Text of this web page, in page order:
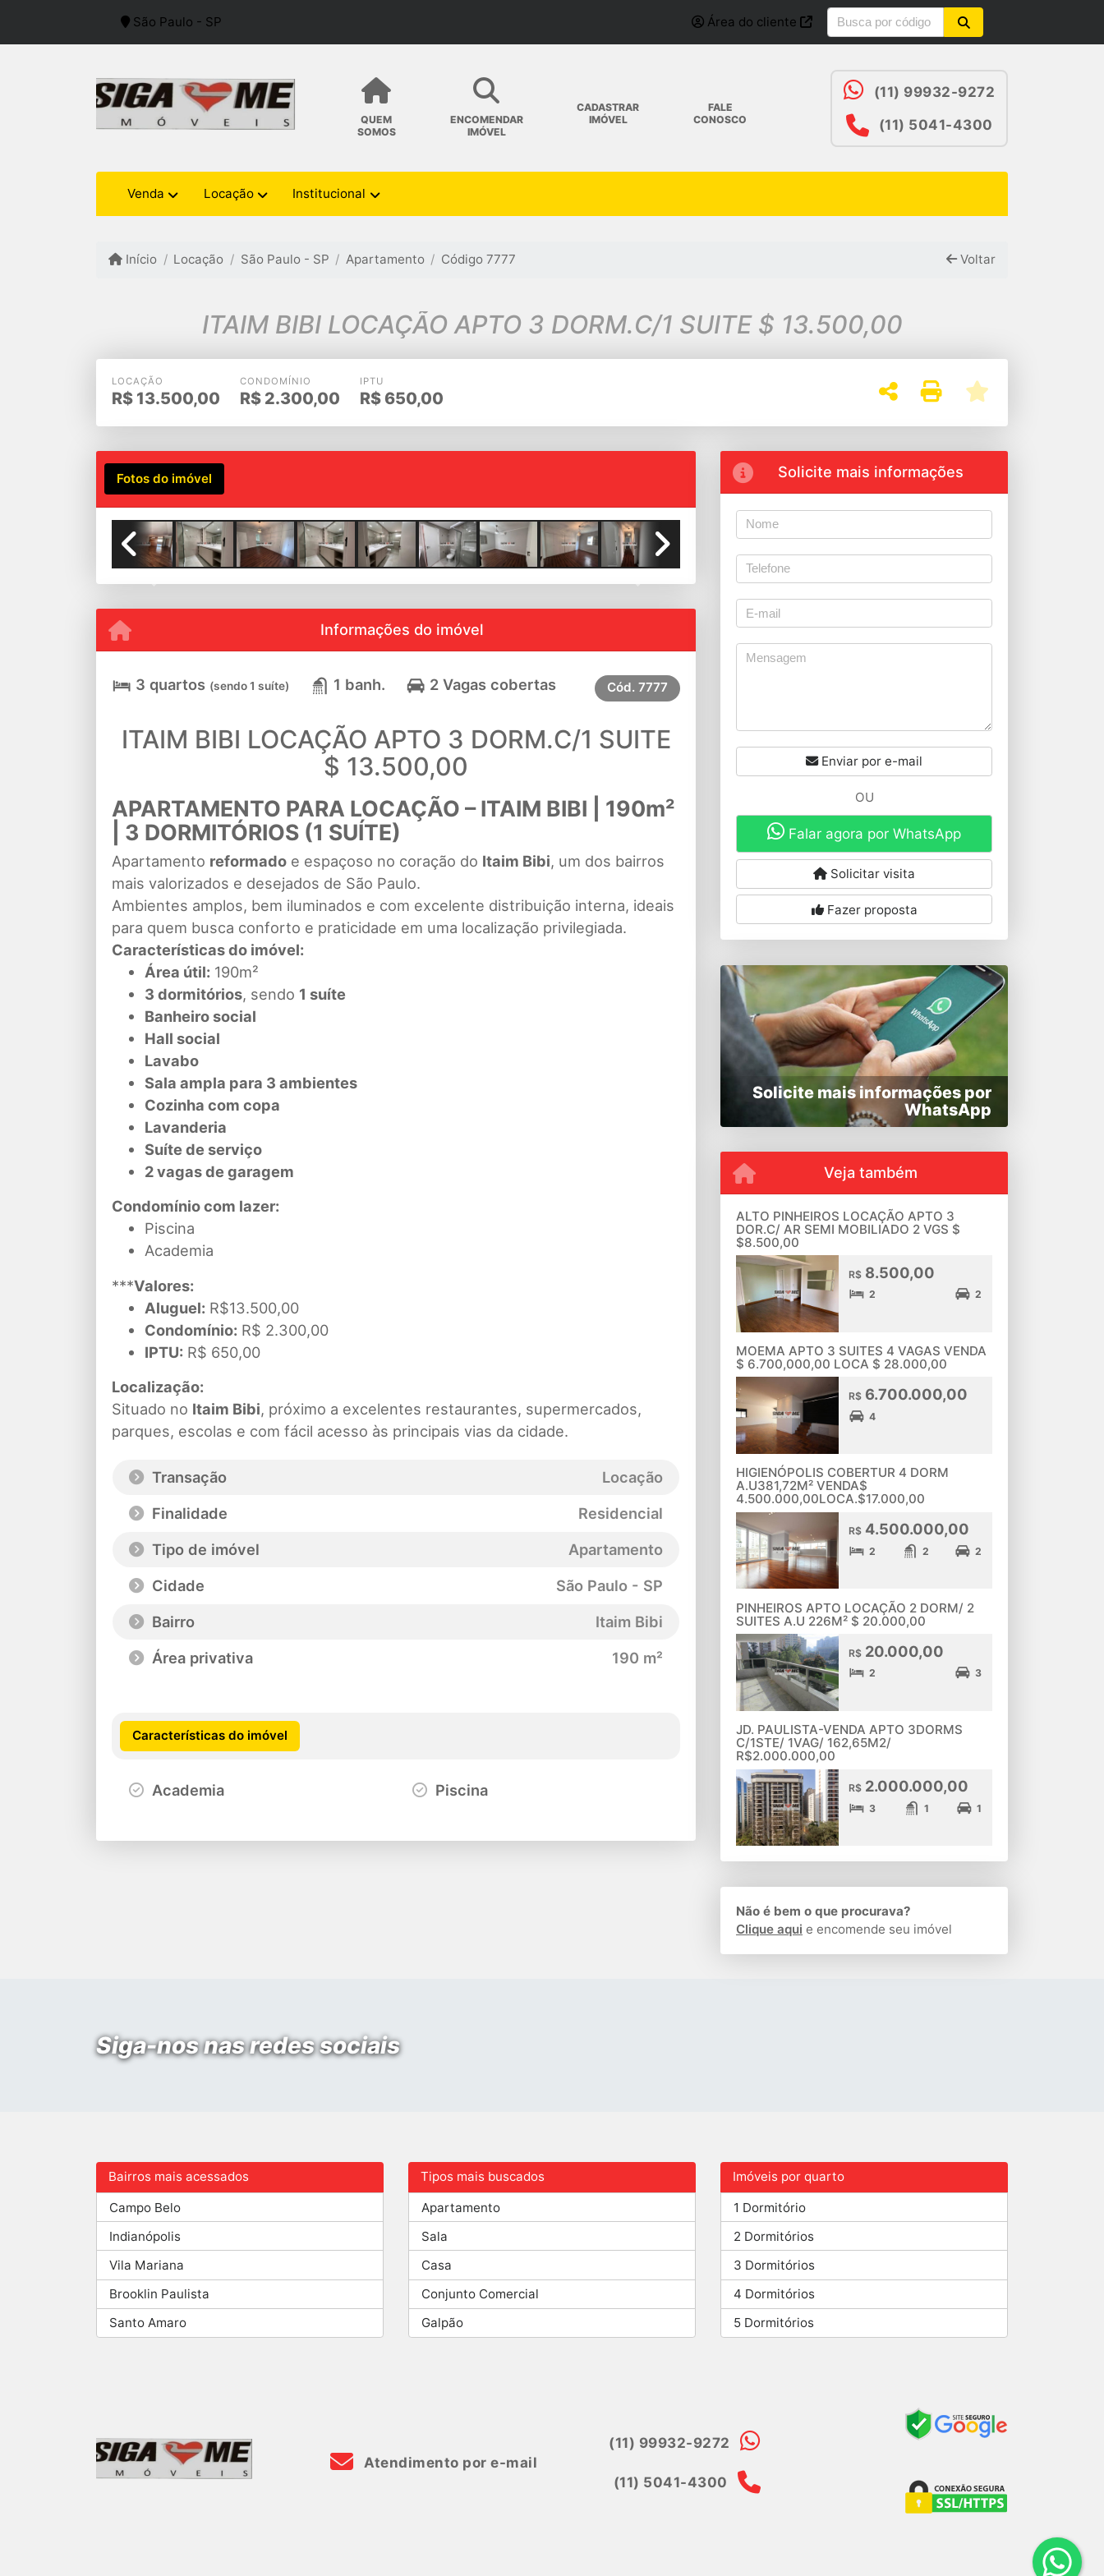
São Paulo - SP Área do cliente
QUEM
SOMOS
ENCOMENDAR
IMÓVEL
CADASTRAR
IMÓVEL
FALE
CONOSCO
(11) 99932-9272
(11) 5041-4300
Venda Locação Institucional
Início Locação São Paulo - SP Apartamento Código 7777 Voltar
ITAIM BIBI LOCAÇÃO APTO 3 DORM.C/1 SUITE $ 13.500,00
LOCAÇÃO
R$ 13.500,00
CONDOMÍNIO
R$ 2.300,00
IPTU
R$ 650,00
Fotos do imóvel
Informações do imóvel
3 quartos (sendo 1 suíte) 1 banh. 2 Vagas cobertas Cód. 7777
ITAIM BIBI LOCAÇÃO APTO 3 DORM.C/1 SUITE
$ 13.500,00
APARTAMENTO PARA LOCAÇÃO – ITAIM BIBI | 190m²
| 3 DORMITÓRIOS (1 SUÍTE)
Apartamento reformado e espaçoso no coração do Itaim Bibi, um dos bairros
mais valorizados e desejados de São Paulo.
Ambientes amplos, bem iluminados e com excelente distribuição interna, ideais
para quem busca conforto e praticidade em uma localização privilegiada.
Características do imóvel:
Área útil: 190m²
3 dormitórios, sendo 1 suíte
Banheiro social
Hall social
Lavabo
Sala ampla para 3 ambientes
Cozinha com copa
Lavanderia
Suíte de serviço
2 vagas de garagem
Condomínio com lazer:
Piscina
Academia
***Valores:
Aluguel: R$13.500,00
Condomínio: R$ 2.300,00
IPTU: R$ 650,00
Localização:
Situado no Itaim Bibi, próximo a excelentes restaurantes, supermercados,
parques, escolas e com fácil acesso às principais vias da cidade.
Transação
Locação
Finalidade
Residencial
Tipo de imóvel
Apartamento
Cidade
São Paulo - SP
Bairro
Itaim Bibi
Área privativa
190 m²
Características do imóvel
Academia Piscina
Solicite mais informações
Enviar por e-mail
OU
Falar agora por WhatsApp
Solicitar visita
Fazer proposta
Solicite mais informações por
WhatsApp
Veja também
ALTO PINHEIROS LOCAÇÃO APTO 3
DOR.C/ AR SEMI MOBILIADO 2 VGS $
$8.500,00
R$8.500,00
2 2
MOEMA APTO 3 SUITES 4 VAGAS VENDA
$ 6.700,000,00 LOCA $ 28.000,00
R$6.700.000,00
4
HIGIENÓPOLIS COBERTUR 4 DORM
A.U381,72M² VENDA$
4.500.000,00LOCA.$17.000,00
R$4.500.000,00
2 2 2
PINHEIROS APTO LOCAÇÃO 2 DORM/ 2
SUITES A.U 226M² $ 20.000,00
R$20.000,00
2 3
JD. PAULISTA-VENDA APTO 3DORMS
C/1STE/ 1VAG/ 162,65M2/
R$2.000.000,00
R$2.000.000,00
3 1 1
Não é bem o que procurava?
Clique aqui e encomende seu imóvel
Siga-nos nas redes sociais
Bairros mais acessados
Campo Belo
Indianópolis
Vila Mariana
Brooklin Paulista
Santo Amaro
Tipos mais buscados
Apartamento
Sala
Casa
Conjunto Comercial
Galpão
Imóveis por quarto
1 Dormitório
2 Dormitórios
3 Dormitórios
4 Dormitórios
5 Dormitórios
Atendimento por e-mail
(11) 99932-9272
(11) 5041-4300